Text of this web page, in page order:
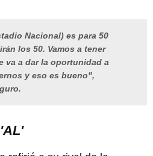
Nacional) es para 50
los 50. Vamos a tener
va a dar la oportunidad a
y eso es bueno",